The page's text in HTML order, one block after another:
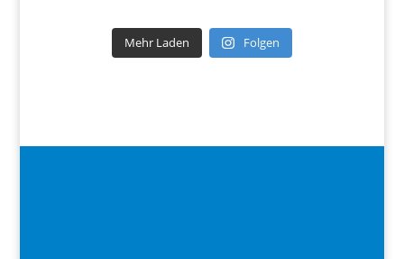
Mehr Laden Folgen